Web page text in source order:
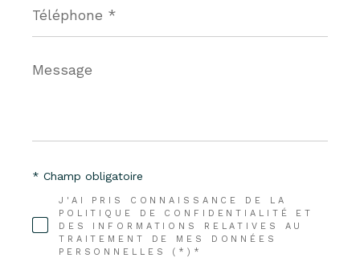
*
Message
*
J'AI PRIS CONNAISSANCE DE LA
POLITIQUE DE CONFIDENTIALITÉ ET
DES INFORMATIONS RELATIVES AU
TRAITEMENT DE MES DONNÉES
PERSONNELLES (*)*
* Champ obligatoire